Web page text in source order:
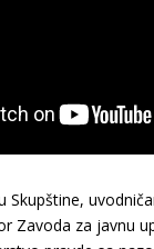
Skupštine,
Zavoda za javnu